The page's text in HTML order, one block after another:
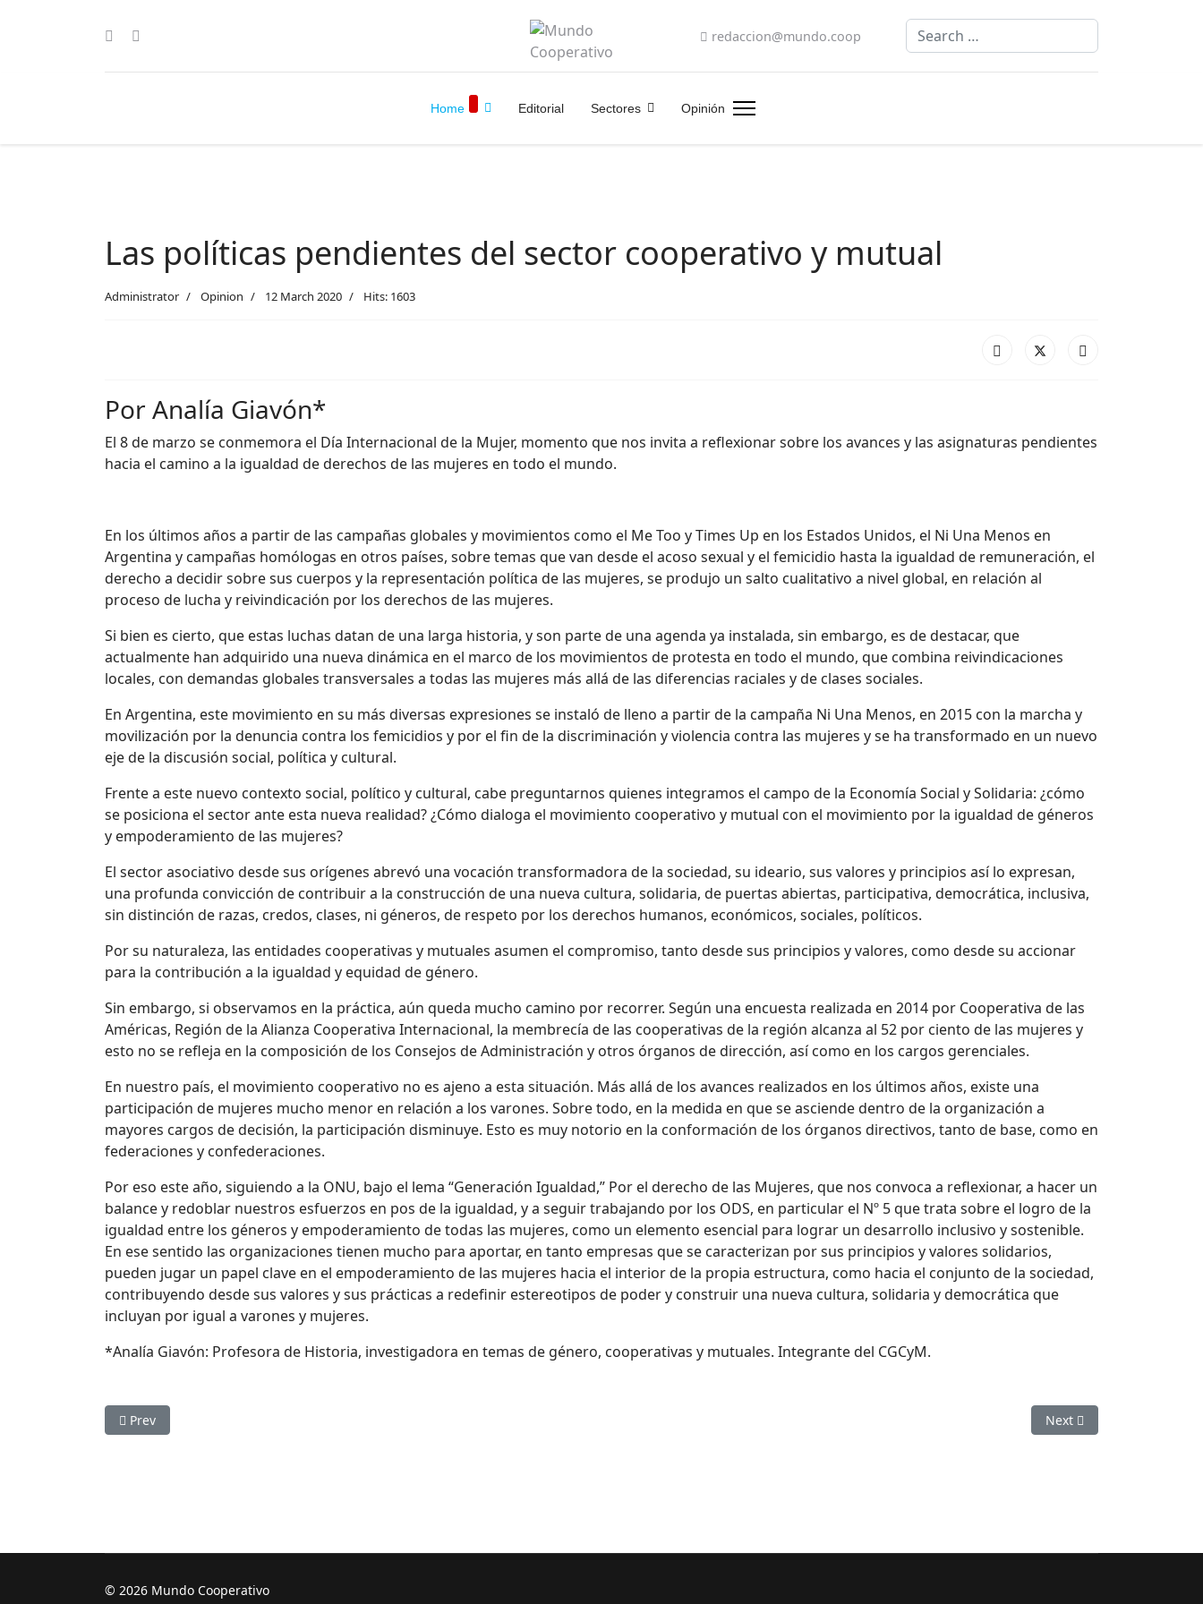
redaccion@mundo.coop Search
Home Editorial Sectores Opinión
Las políticas pendientes del sector cooperativo y mutual
Administrator Opinion 12 March 2020 Hits: 1603
Por Analía Giavón*
El 8 de marzo se conmemora el Día Internacional de la Mujer, momento que nos invita a reflexionar sobre los avances y las asignaturas pendientes
hacia el camino a la igualdad de derechos de las mujeres en todo el mundo.
En los últimos años a partir de las campañas globales y movimientos como el Me Too y Times Up en los Estados Unidos, el Ni Una Menos en
Argentina y campañas homólogas en otros países, sobre temas que van desde el acoso sexual y el femicidio hasta la igualdad de remuneración, el
derecho a decidir sobre sus cuerpos y la representación política de las mujeres, se produjo un salto cualitativo a nivel global, en relación al
proceso de lucha y reivindicación por los derechos de las mujeres.
Si bien es cierto, que estas luchas datan de una larga historia, y son parte de una agenda ya instalada, sin embargo, es de destacar, que
actualmente han adquirido una nueva dinámica en el marco de los movimientos de protesta en todo el mundo, que combina reivindicaciones
locales, con demandas globales transversales a todas las mujeres más allá de las diferencias raciales y de clases sociales.
En Argentina, este movimiento en su más diversas expresiones se instaló de lleno a partir de la campaña Ni Una Menos, en 2015 con la marcha y
movilización por la denuncia contra los femicidios y por el fin de la discriminación y violencia contra las mujeres y se ha transformado en un nuevo
eje de la discusión social, política y cultural.
Frente a este nuevo contexto social, político y cultural, cabe preguntarnos quienes integramos el campo de la Economía Social y Solidaria: ¿cómo
se posiciona el sector ante esta nueva realidad? ¿Cómo dialoga el movimiento cooperativo y mutual con el movimiento por la igualdad de géneros
y empoderamiento de las mujeres?
El sector asociativo desde sus orígenes abrevó una vocación transformadora de la sociedad, su ideario, sus valores y principios así lo expresan,
una profunda convicción de contribuir a la construcción de una nueva cultura, solidaria, de puertas abiertas, participativa, democrática, inclusiva,
sin distinción de razas, credos, clases, ni géneros, de respeto por los derechos humanos, económicos, sociales, políticos.
Por su naturaleza, las entidades cooperativas y mutuales asumen el compromiso, tanto desde sus principios y valores, como desde su accionar
para la contribución a la igualdad y equidad de género.
Sin embargo, si observamos en la práctica, aún queda mucho camino por recorrer. Según una encuesta realizada en 2014 por Cooperativa de las
Américas, Región de la Alianza Cooperativa Internacional, la membrecía de las cooperativas de la región alcanza al 52 por ciento de las mujeres y
esto no se refleja en la composición de los Consejos de Administración y otros órganos de dirección, así como en los cargos gerenciales.
En nuestro país, el movimiento cooperativo no es ajeno a esta situación. Más allá de los avances realizados en los últimos años, existe una
participación de mujeres mucho menor en relación a los varones. Sobre todo, en la medida en que se asciende dentro de la organización a
mayores cargos de decisión, la participación disminuye. Esto es muy notorio en la conformación de los órganos directivos, tanto de base, como en
federaciones y confederaciones.
Por eso este año, siguiendo a la ONU, bajo el lema “Generación Igualdad,” Por el derecho de las Mujeres, que nos convoca a reflexionar, a hacer un
balance y redoblar nuestros esfuerzos en pos de la igualdad, y a seguir trabajando por los ODS, en particular el Nº 5 que trata sobre el logro de la
igualdad entre los géneros y empoderamiento de todas las mujeres, como un elemento esencial para lograr un desarrollo inclusivo y sostenible.
En ese sentido las organizaciones tienen mucho para aportar, en tanto empresas que se caracterizan por sus principios y valores solidarios,
pueden jugar un papel clave en el empoderamiento de las mujeres hacia el interior de la propia estructura, como hacia el conjunto de la sociedad,
contribuyendo desde sus valores y sus prácticas a redefinir estereotipos de poder y construir una nueva cultura, solidaria y democrática que
incluyan por igual a varones y mujeres.
*Analía Giavón: Profesora de Historia, investigadora en temas de género, cooperativas y mutuales. Integrante del CGCyM.
Previous article: Coronavirus y liderazgo
Prev Next article: Reactivación
Next
© 2026 Mundo Cooperativo